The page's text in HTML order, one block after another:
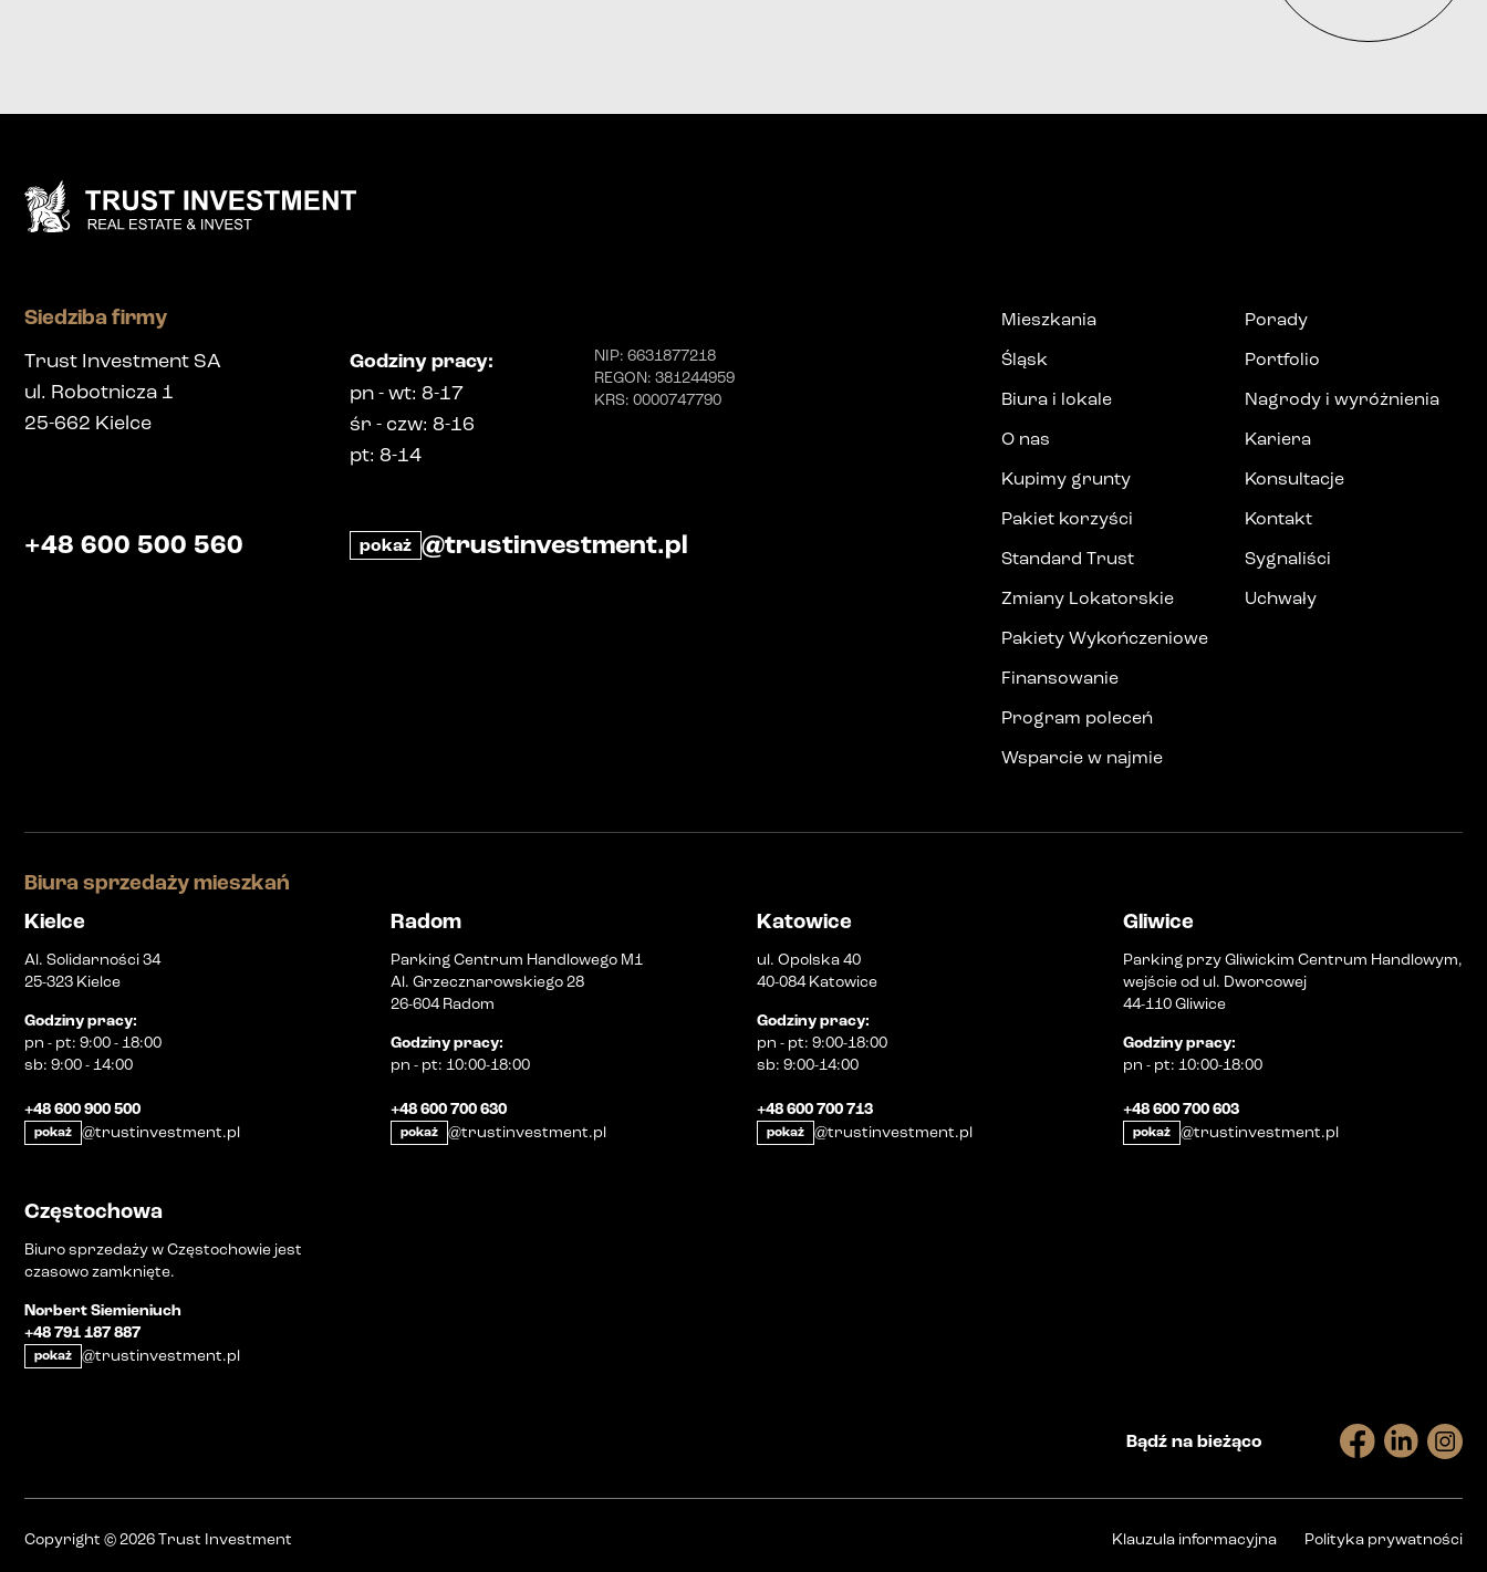
telefonicznej;
Siedziba firmy
Trust Investment SA
ul. Robotnicza 1
25-662 Kielce
Godziny pracy:
pn-wt: 8-17
śr - czw: 8-16
pt: 8-14
NIP: 6631877218
REGON: 381244959
KRS: 0000747790
+48 600 500 560 pokaż @trustinvestment.pl
Mieszkania
Śląsk
Biura i lokale
O nas
Kupimy grunty
Pakiet korzyści
Standard Trust
Zmiany Lokatorskie
Pakiety Wykończeniowe
Finansowanie
Program poleceń
Wsparcie w najmie
Porady
Portfolio
Nagrody i wyróżnienia
Kariera
Konsultacje
Kontakt
Sygnaliści
Uchwały
Biura sprzedaży mieszkań
Kielce
Al. Solidarności 34
25-323 Kielce
Godziny pracy:
pn - pt: 9:00 - 18:00
sb: 9:00 - 14:00
+48 600 900 500
pokaż @trustinvestment.pl
Radom
Parking Centrum Handlowego M1
Al. Grzecznarowskiego 28
26-604 Radom
Godziny pracy:
pn - pt: 10:00-18:00
+48 600 700 630
pokaż @trustinvestment.pl
Katowice
ul. Opolska 40
40-084 Katowice
Godziny pracy:
pn - pt: 9:00-18:00
sb: 9:00-14:00
+48 600 700 713
pokaż @trustinvestment.pl
Gliwice
Parking przy Gliwickim Centrum Handlowym,
wejście od ul. Dworcowej
44-110 Gliwice
Godziny pracy:
pn - pt: 10:00-18:00
+48 600 700 603
pokaż @trustinvestment.pl
Częstochowa
Biuro sprzedaży w Częstochowie jest
czasowo zamknięte.
Norbert Siemieniuch
+48 791 187 887
pokaż @trustinvestment.pl
Bądź na bieżąco
Copyright ©2026Trust Investment Klauzula informacyjna Polityka prywatności